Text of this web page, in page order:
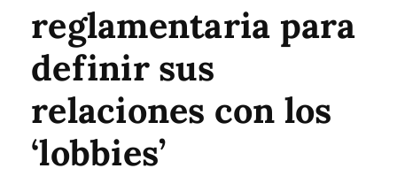
reglamentaria para
definir sus
relaciones con los
‘lobbies’